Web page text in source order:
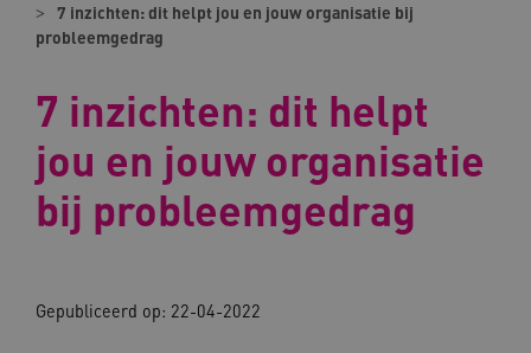
7 inzichten: dit helpt jou en jouw organisatie bij
probleemgedrag
7 inzichten: dit helpt
jou en jouw organisatie
bij probleemgedrag
Gepubliceerd op: 22-04-2022